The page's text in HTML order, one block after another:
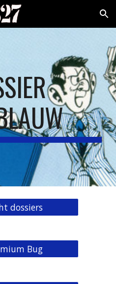
Skip to navigation
dossiers
Bug